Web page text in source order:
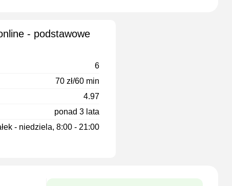
- podstawowe
6
70 zł/60 min
4.97
ponad 3 lata
- niedziela, 8:00 - 21:00